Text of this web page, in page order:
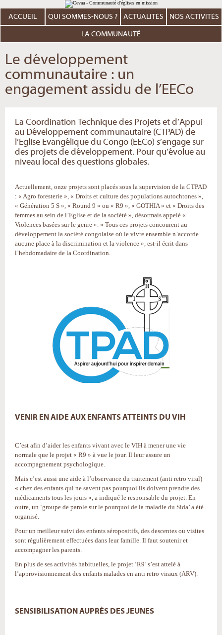
au
contenu.
Aller
personnels
ACCUEIL QUI SOMMES-NOUS ? ACTUALITÉS NOS ACTIVITÉS
LA COMMUNAUTÉ
Le développement
communautaire : un
engagement assidu de l’EECo
La Coordination Technique des Projets et d’Appui
au Développement communautaire (CTPAD) de
l’Eglise Evangélique du Congo (EECo) s’engage sur
des projets de développement. Pour qu’évolue au
niveau local des questions globales.
Actuellement, onze projets sont placés sous la supervision de la CTPAD
: « Agro foresterie », « Droits et culture des populations autochtones »,
« Génération 5 S », « Round 9 » ou « R9 », « GOTHIA » et « Droits des
femmes au sein de l’Eglise et de la société », désormais appelé «
Violences basées sur le genre ». « Tous ces projets concourent au
développement la société congolaise où le vivre ensemble n’accorde
aucune place à la discrimination et la violence », est-il écrit dans
l’hebdomadaire de la Coordination.
VENIR EN AIDE AUX ENFANTS ATTEINTS DU VIH
C’est afin d’aider les enfants vivant avec le VIH à mener une vie
normale que le projet « R9 » à vue le jour. Il leur assure un
accompagnement psychologique.
Mais c’est aussi une aide à l’observance du traitement (anti retro viral)
« chez des enfants qui ne savent pas pourquoi ils doivent prendre des
médicaments tous les jours », a indiqué le responsable du projet. En
outre, un ‘groupe de parole sur le pourquoi de la maladie du Sida’ a été
organisé.
Pour un meilleur suivi des enfants séropositifs, des descentes ou visites
sont régulièrement effectuées dans leur famille. Il faut soutenir et
accompagner les parents.
En plus de ses activités habituelles, le projet ‘R9’ s’est attelé à
l’approvisionnement des enfants malades en anti retro viraux (ARV).
SENSIBILISATION AUPRÈS DES JEUNES